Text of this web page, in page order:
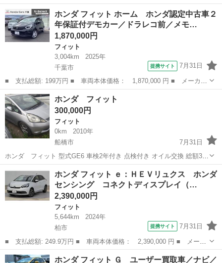
名： ホンダ ■ 車種名： フィット ■ グレード名： １．３Ｓ
ＣＤ ＭＤ 純正１５インチアルミ キーレス ■ 排気量： 1300cc
■ ...
栃木 宇都宮市 フィット
ホンダ フィット ホーム ホンダ認定中古車２
年保証付デモカー／ドラレコ前／メモ…
1,870,000円
フィット
3,004km
2025年
千葉市
提携サイト 7月31日
■ 支払総額: 199万円 ■ 車両本体価格： 1,870,000 円 ■ メーカー
名： ホンダ ■ 車種名： フィット ■ グレード名： ホーム ホ
ンダ認定中古車２年保証付デモカー／ドラレコ前／メモリーナビ／Ｂ
ｌｕｅｔｏ...
千葉 千葉市 フィット
ホンダ フィット
300,000円
フィット
0km
2010年
船橋市
7月31日
ホンダ フィット 型式GE6 車検2年付き 点検付き オイル交換 総額30
万円 （本体、諸費用、リ券、R8年度自税） 名義変更等はご相談承り
ます 名義変更未完での引取の場合、5万円保証金になります。 金額は
法定費用のみ差...
千葉 船橋市 フィット
ホンダ フィット ｅ：ＨＥＶリュクス ホンダ
センシング コネクトディスプレイ（…
2,390,000円
フィット
5,644km
2024年
柏市
提携サイト 7月31日
■ 支払総額: 249.9万円 ■ 車両本体価格： 2,390,000 円 ■ メーカ
ー名： ホンダ ■ 車種名： フィット ■ グレード名： ｅ：ＨＥ
Ｖリュクス ホンダセンシング コネクトディスプレイ（ナビゲーシ
千葉 柏市 フィット
ホンダ フィット Ｇ ユーザー買取車／ナビ／